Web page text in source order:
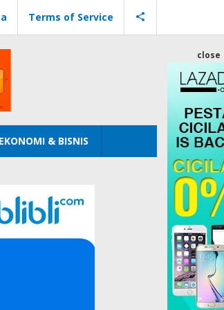
Terms of Service
EKONOMI & BISNIS
close